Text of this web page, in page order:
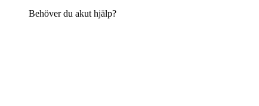
Behöver du akut hjälp?